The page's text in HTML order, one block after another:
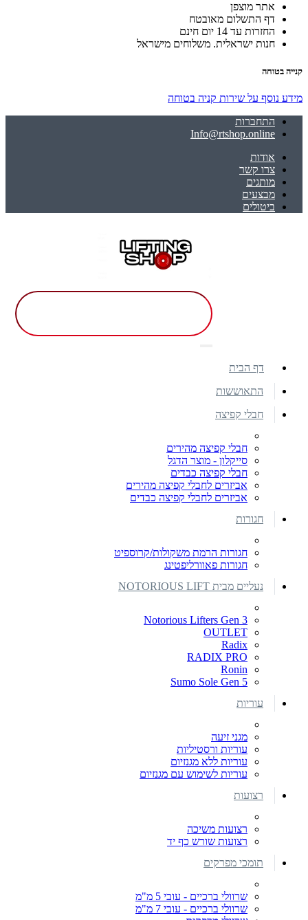
אתר מוצפן
דף התשלום מאובטח
החזרות עד 14 יום חינם
חנות ישראלית. משלוחים מישראל
קנייה בטוחה
מידע נוסף על שירות קניה בטוחה
התחברות
Info@rtshop.online
אודות
צרו קשר
מותגים
מבצעים
ביטולים
דף הבית
התאוששות
חבלי קפיצה
חבלי קפיצה מהירים
סייקלון - מוצר הדגל
חבלי קפיצה כבדים
אביזרים לחבלי קפיצה מהירים
אביזרים לחבלי קפיצה כבדים
חגורות
חגורות הרמת משקולות/קרוספיט
חגורות פאוורליפטינג
נעליים מבית NOTORIOUS LIFT
Notorious Lifters Gen 3
OUTLET
Radix
RADIX PRO
Ronin
Sumo Sole Gen 5
עוריות
מגני זיעה
עוריות ורסטיליות
עוריות ללא מגנזיום
עוריות לשימוש עם מגנזיום
רצועות
רצועות משיכה
רצועות שורש כף יד
תומכי מפרקים
שרוולי ברכיים - עובי 5 מ"מ
שרוולי ברכיים - עובי 7 מ"מ